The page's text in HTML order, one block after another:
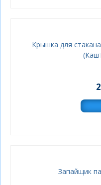
Крышка для
Запайщик